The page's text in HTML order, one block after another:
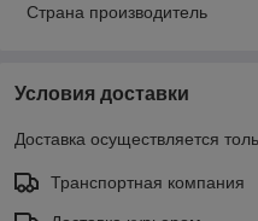
Страна производитель
Условия доставки
Доставка осуществляется
Транспортная компания